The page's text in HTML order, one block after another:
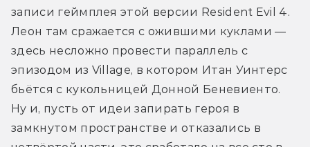
записи геймплея этой версии Resident Evil 4.
Леон там сражается с ожившими куклами —
здесь несложно провести параллель с
эпизодом из Village, в котором Итан Уинтерс
бьётся с кукольницей Донной Беневиенто.
Ну и, пусть от идеи запирать героя в
замкнутом пространстве и отказались в